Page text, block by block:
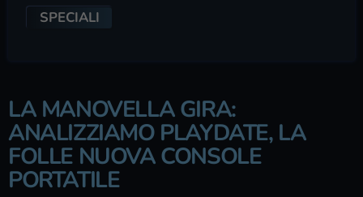
SPECIALI
LA MANOVELLA GIRA:
ANALIZZIAMO PLAYDATE, LA
FOLLE NUOVA CONSOLE
PORTATILE